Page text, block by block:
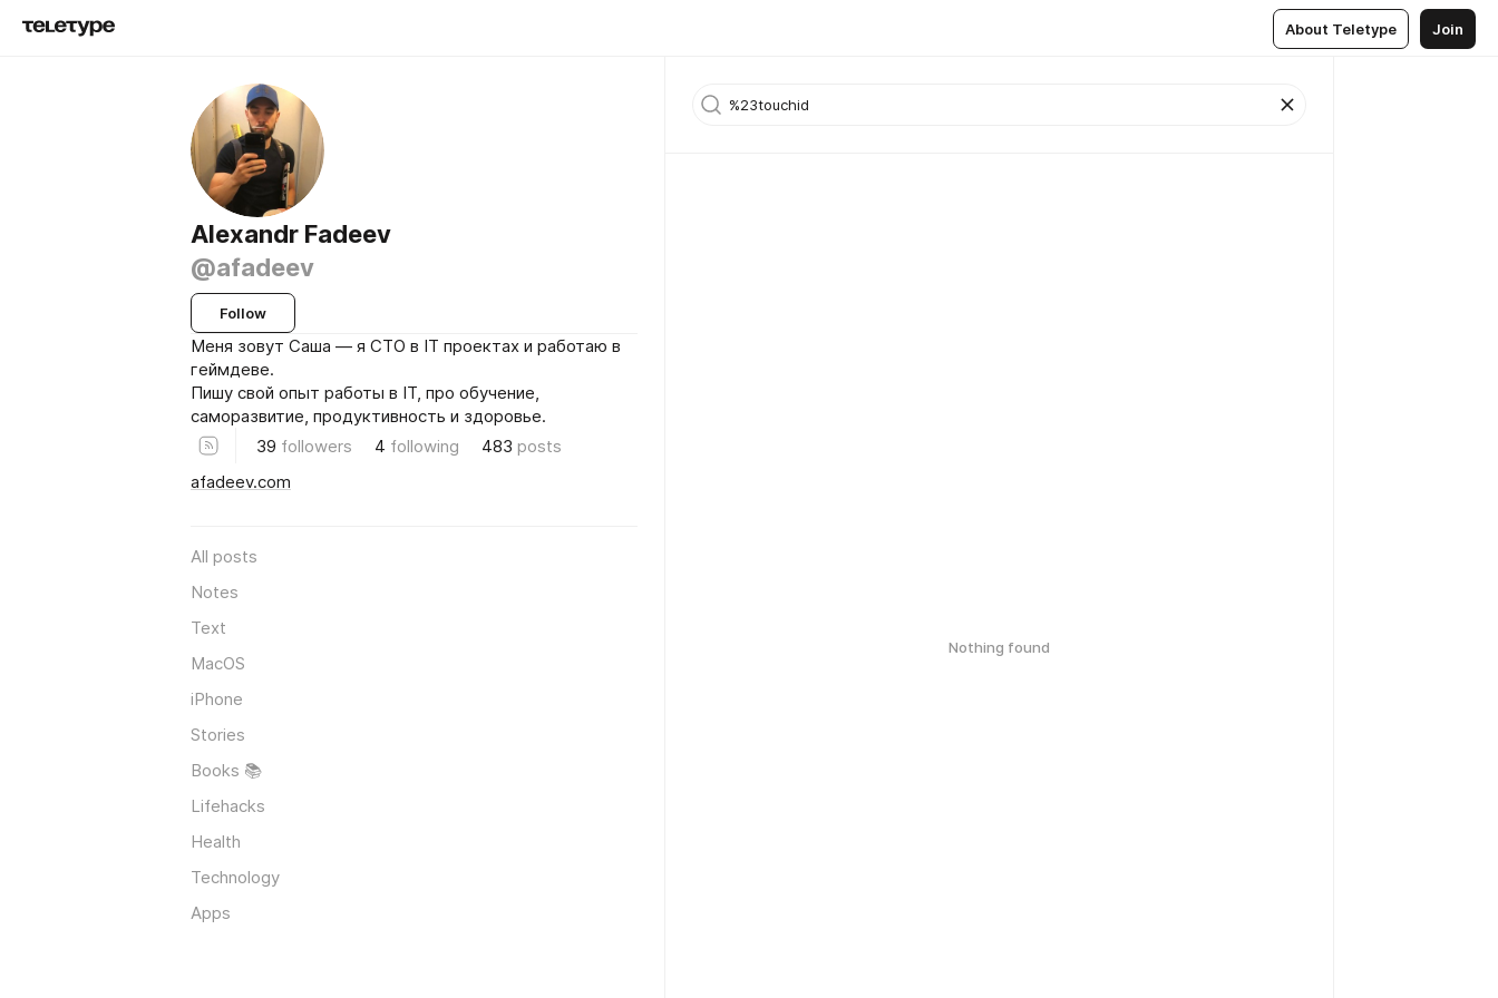
About Teletype Join
Alexandr Fadeev
@afadeev
Follow
Меня зовут Саша — я CTO в IT проектах и работаю в
геймдеве.
Пишу свой опыт работы в IT, про обучение,
саморазвитие, продуктивность и здоровье.
39 followers 4 following 483 posts
afadeev.com
All posts
Notes
Text
MacOS
iPhone
Stories
Books 📚
Lifehacks
Health
Technology
Apps
Nothing found